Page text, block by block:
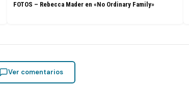
FOTOS – Rebecca Mader en «No Ordinary Family»
Ver comentarios